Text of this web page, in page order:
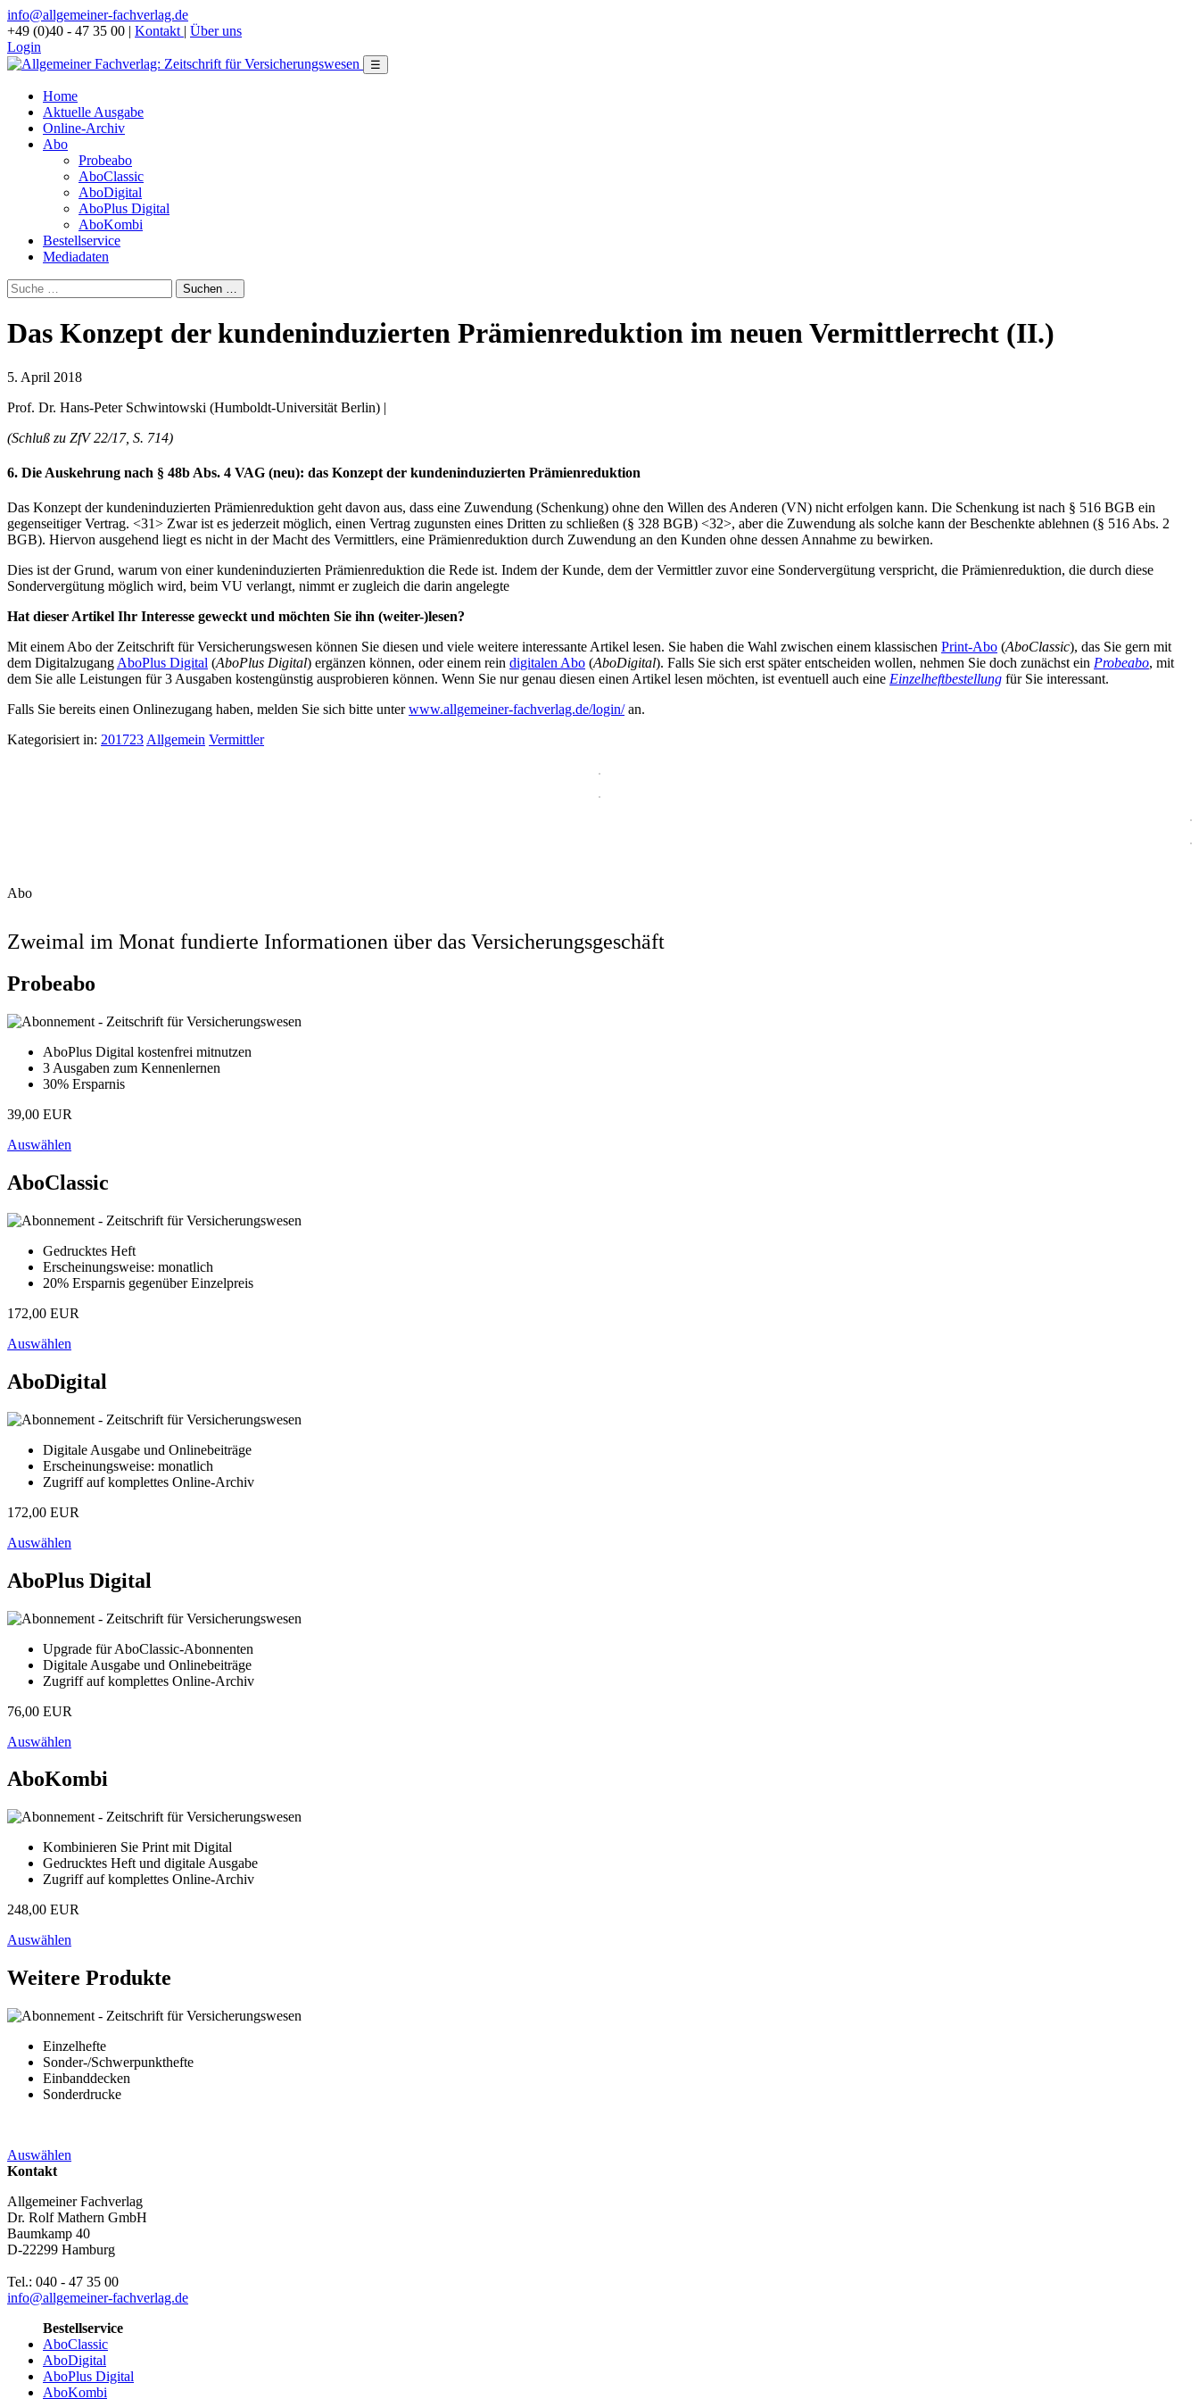
info@allgemeiner-fachverlag.de
+49 (0)40 - 47 35 00 | Kontakt | Über uns
Login
☰
Home
Aktuelle Ausgabe
Online-Archiv
Abo
Probeabo
AboClassic
AboDigital
AboPlus Digital
AboKombi
Bestellservice
Mediadaten
Das Konzept der kundeninduzierten Prämienreduktion im neuen Vermittlerrecht (II.)
5. April 2018
Prof. Dr. Hans-Peter Schwintowski (Humboldt-Universität Berlin) |
(Schluß zu ZfV 22/17, S. 714)
6. Die Auskehrung nach § 48b Abs. 4 VAG (neu): das Konzept der kundeninduzierten Prämienreduktion
Das Konzept der kundeninduzierten Prämienreduktion geht davon aus, dass eine Zuwendung (Schenkung) ohne den Willen des Anderen (VN) nicht erfolgen kann. Die Schenkung ist nach § 516 BGB ein
gegenseitiger Vertrag. <31> Zwar ist es jederzeit möglich, einen Vertrag zugunsten eines Dritten zu schließen (§ 328 BGB) <32>, aber die Zuwendung als solche kann der Beschenkte ablehnen (§ 516 Abs. 2
BGB). Hiervon ausgehend liegt es nicht in der Macht des Vermittlers, eine Prämienreduktion durch Zuwendung an den Kunden ohne dessen Annahme zu bewirken.
Dies ist der Grund, warum von einer kundeninduzierten Prämienreduktion die Rede ist. Indem der Kunde, dem der Vermittler zuvor eine Sondervergütung verspricht, die Prämienreduktion, die durch diese
Sondervergütung möglich wird, beim VU verlangt, nimmt er zugleich die darin angelegte
Hat dieser Artikel Ihr Interesse geweckt und möchten Sie ihn (weiter-)lesen?
Mit einem Abo der Zeitschrift für Versicherungswesen können Sie diesen und viele weitere interessante Artikel lesen. Sie haben die Wahl zwischen einem klassischen Print-Abo (AboClassic), das Sie gern mit
dem DigitalzugangAboPlus Digital (AboPlus Digital) ergänzen können, oder einem rein digitalen Abo (AboDigital). Falls Sie sich erst später entscheiden wollen, nehmen Sie doch zunächst ein Probeabo, mit
dem Sie alle Leistungen für 3 Ausgaben kostengünstig ausprobieren können. Wenn Sie nur genau diesen einen Artikel lesen möchten, ist eventuell auch eine Einzelheftbestellung für Sie interessant.
Falls Sie bereits einen Onlinezugang haben, melden Sie sich bitte unterwww.allgemeiner-fachverlag.de/login/an.
Kategorisiert in: 201723Allgemein Vermittler
Abo
Zweimal im Monat fundierte Informationen über das Versicherungsgeschäft
Probeabo
AboPlus Digital kostenfrei mitnutzen
3 Ausgaben zum Kennenlernen
30% Ersparnis
39,00 EUR
Auswählen
AboClassic
Gedrucktes Heft
Erscheinungsweise: monatlich
20% Ersparnis gegenüber Einzelpreis
172,00 EUR
Auswählen
AboDigital
Digitale Ausgabe und Onlinebeiträge
Erscheinungsweise: monatlich
Zugriff auf komplettes Online-Archiv
172,00 EUR
Auswählen
AboPlus Digital
Upgrade für AboClassic-Abonnenten
Digitale Ausgabe und Onlinebeiträge
Zugriff auf komplettes Online-Archiv
76,00 EUR
Auswählen
AboKombi
Kombinieren Sie Print mit Digital
Gedrucktes Heft und digitale Ausgabe
Zugriff auf komplettes Online-Archiv
248,00 EUR
Auswählen
Weitere Produkte
Einzelhefte
Sonder-/Schwerpunkthefte
Einbanddecken
Sonderdrucke
Auswählen
Kontakt
Allgemeiner Fachverlag
Dr. Rolf Mathern GmbH
Baumkamp 40
D-22299 Hamburg
Tel.: 040 - 47 35 00
info@allgemeiner-fachverlag.de
Bestellservice
AboClassic
AboDigital
AboPlus Digital
AboKombi